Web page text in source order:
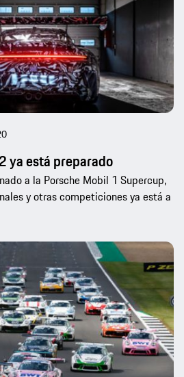
ya está preparado
a la Porsche Mobil 1 Supercup,
y otras competiciones ya está a